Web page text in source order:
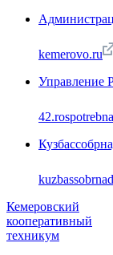
kemerovo.ru
Управление
Кемеровский
кооперативный
техникум